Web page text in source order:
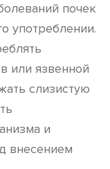
почек
употреблении.
или язвенной
слизистую
и
внесением